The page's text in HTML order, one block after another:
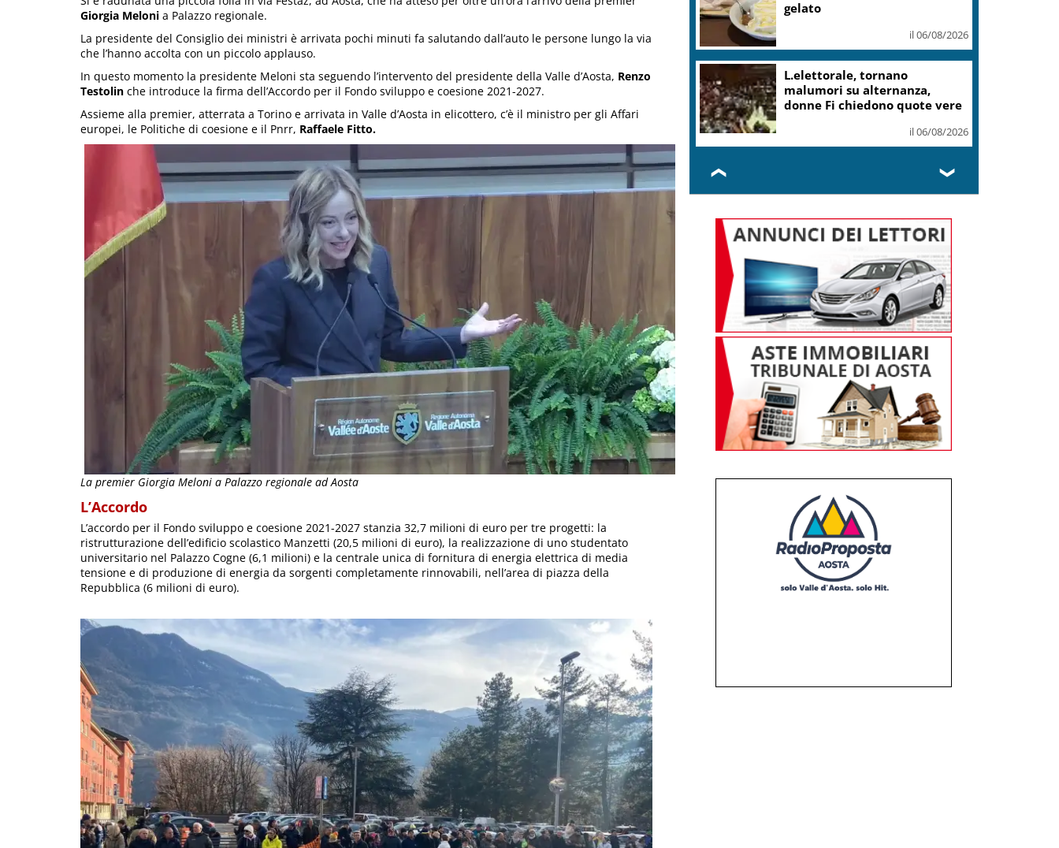
Giorgia Meloni a Palazzo regionale.
La presidente del Consiglio dei ministri è arrivata pochi minuti fa salutando dall’auto le persone lungo la via
che l’hanno accolta con un piccolo applauso.
In questo momento la presidente Meloni sta seguendo l’intervento del presidente della Valle d’Aosta, Renzo
Testolin che introduce la firma dell’Accordo per il Fondo sviluppo e coesione 2021-2027.
Assieme alla premier, atterrata a Torino e arrivata in Valle d’Aosta in elicottero, c’è il ministro per gli Affari
europei, le Politiche di coesione e il Pnrr, Raffaele Fitto.
La premier Giorgia Meloni a Palazzo regionale ad Aosta
L’Accordo
L’accordo per il Fondo sviluppo e coesione 2021-2027 stanzia 32,7 milioni di euro per tre progetti: la
ristrutturazione dell’edificio scolastico Manzetti (20,5 milioni di euro), la realizzazione di uno studentato
universitario nel Palazzo Cogne (6,1 milioni) e la centrale unica di fornitura di energia elettrica di media
tensione e di produzione di energia da sorgenti completamente rinnovabili, nell’area di piazza della
Repubblica (6 milioni di euro).
Mattarella: le canzoni di
Guccini parlano di giustizia e
uguaglianza
❮ ❯